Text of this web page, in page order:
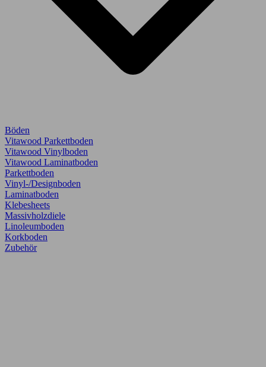
Böden
Vitawood Parkettboden
Vitawood Vinylboden
Vitawood Laminatboden
Parkettboden
Vinyl-/Designboden
Laminatboden
Klebesheets
Massivholzdiele
Linoleumboden
Korkboden
Zubehör